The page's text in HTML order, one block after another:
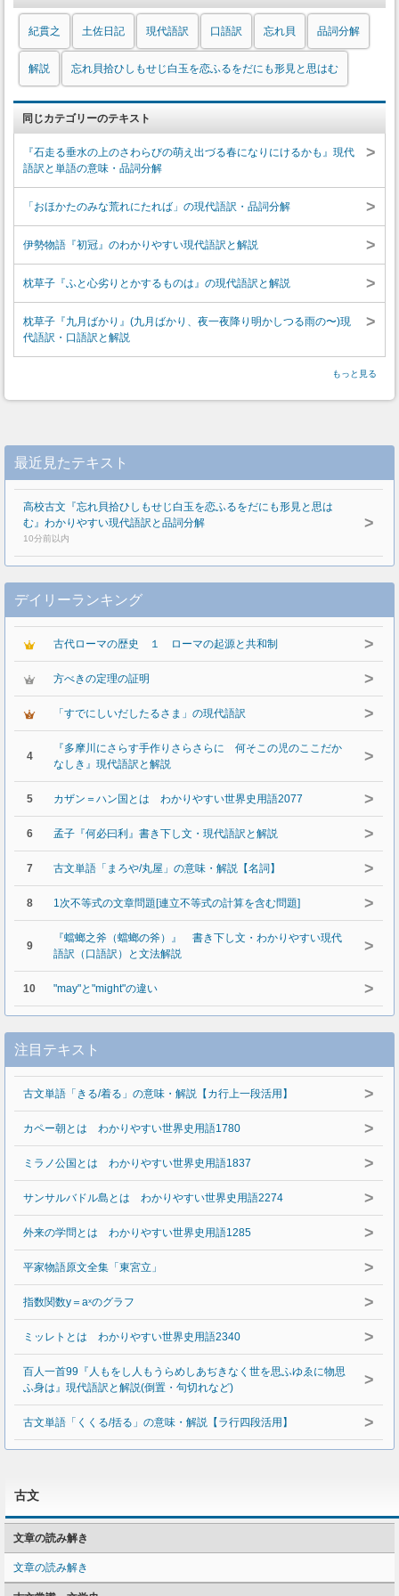
紀貫之 土佐日記 現代語訳 口語訳 忘れ貝 品詞分解
解説 忘れ貝拾ひしもせじ白玉を恋ふるをだにも形見と思はむ
同じカテゴリーのテキスト
『石走る垂水の上のさわらびの萌え出づる春になりにけるかも』現代
語訳と単語の意味・品詞分解
>
「おほかたのみな荒れにたれば」の現代語訳・品詞分解 >
伊勢物語『初冠』のわかりやすい現代語訳と解説 >
枕草子『ふと心劣りとかするものは』の現代語訳と解説 >
枕草子『九月ばかり』(九月ばかり、夜一夜降り明かしつる雨の〜)現
代語訳・口語訳と解説
>
もっと見る
最近見たテキスト
高校古文『忘れ貝拾ひしもせじ白玉を恋ふるをだにも形見と思は
む』わかりやすい現代語訳と品詞分解
10分前以内
>
デイリーランキング
古代ローマの歴史 １ ローマの起源と共和制 >
方べきの定理の証明 >
「すでにしいだしたるさま」の現代語訳 >
4
『多摩川にさらす手作りさらさらに 何そこの児のここだか
なしき』現代語訳と解説
>
5 カザン＝ハン国とは わかりやすい世界史用語2077 >
6 孟子『何必曰利』書き下し文・現代語訳と解説 >
7 古文単語「まろや/丸屋」の意味・解説【名詞】 >
8 1次不等式の文章問題[連立不等式の計算を含む問題] >
9
『蟷螂之斧（蟷螂の斧）』 書き下し文・わかりやすい現代
語訳（口語訳）と文法解説
>
10 "may"と"might"の違い >
注目テキスト
古文単語「きる/着る」の意味・解説【カ行上一段活用】 >
カペー朝とは わかりやすい世界史用語1780 >
ミラノ公国とは わかりやすい世界史用語1837 >
サンサルバドル島とは わかりやすい世界史用語2274 >
外来の学問とは わかりやすい世界史用語1285 >
平家物語原文全集「東宮立」 >
指数関数y＝aˣのグラフ >
ミッレトとは わかりやすい世界史用語2340 >
百人一首99『人もをし人もうらめしあぢきなく世を思ふゆゑに物思
ふ身は』現代語訳と解説(倒置・句切れなど)
>
古文単語「くくる/括る」の意味・解説【ラ行四段活用】 >
古文
文章の読み解き
文章の読み解き